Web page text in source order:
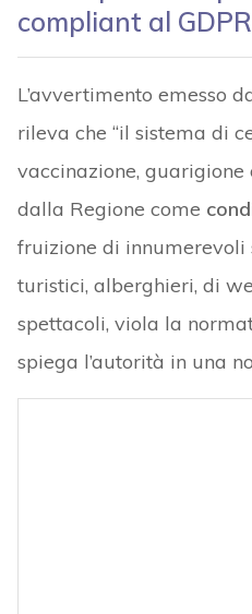
compliant al GDPR
L’avvertimento emesso
rileva che “il sistema di
vaccinazione,
dalla Regione come
fruizione di
turistici, alberghieri, di
spettacoli, viola la
spiega l’autorità in una